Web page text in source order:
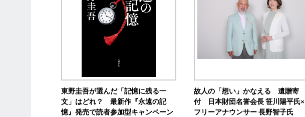
東野圭吾が選んだ「記憶に残る一
文」はどれ？ 最新作『永遠の記
憶』発売で読者参加型キャンペーン
故人の「想い」かなえる 遺贈寄
付 日本財団名誉会長 笹川陽平氏×
フリーアナウンサー 長野智子氏